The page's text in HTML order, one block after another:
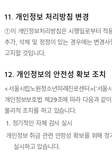
11. 개인정보 처리방침 변경
①이 개인정보처리방침은 시행일로부터 적
추가, 삭제 및 정정이 있는 경우에는 변경
고지할 것입니다.
12. 개인정보의 안전성 확보 조치
<서울시립노원청소년미래진로센터>('서울
개인정보보호법 제29조에 따라 다음과 같
물리적 조치를 하고 있습니다.
1. 정기적인 자체 감사 실시
개인정보 취급 관련 안정성 확보를 위해
실시하고 있습니다.